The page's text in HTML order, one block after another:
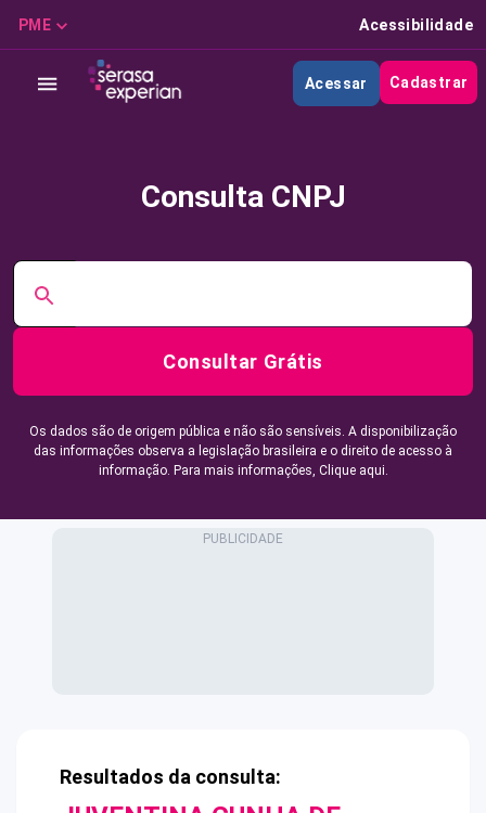
PME Acessibilidade
Acessar Cadastrar
Consulta CNPJ
Consultar Grátis
Os dados são de origem pública e não são sensíveis. A disponibilização
das informações observa a legislação brasileira e o direito de acesso à
informação. Para mais informações, Clique aqui.
Resultados da consulta: